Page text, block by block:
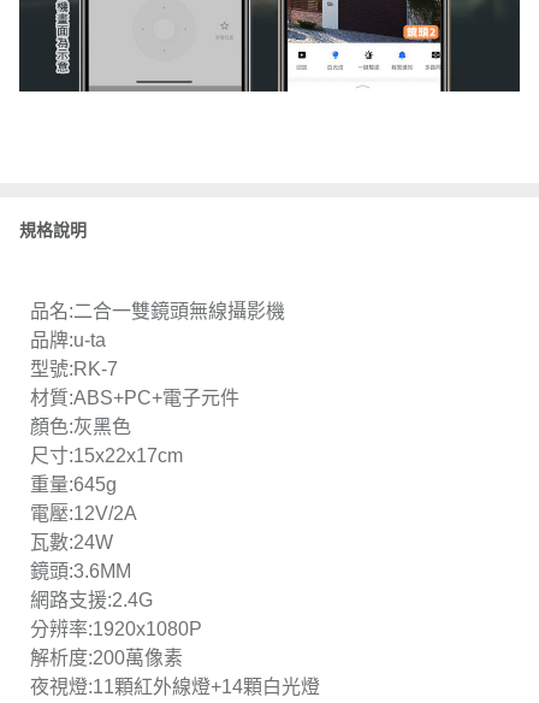
規格說明
品名:二合一雙鏡頭無線攝影機
品牌:u-ta
型號:RK-7
材質:ABS+PC+電子元件
顏色:灰黑色
尺寸:15x22x17cm
重量:645g
電壓:12V/2A
瓦數:24W
鏡頭:3.6MM
網路支援:2.4G
分辨率:1920x1080P
解析度:200萬像素
夜視燈:11顆紅外線燈+14顆白光燈